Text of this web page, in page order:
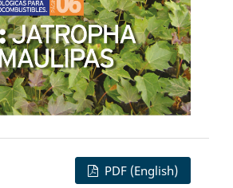
PDF (English)